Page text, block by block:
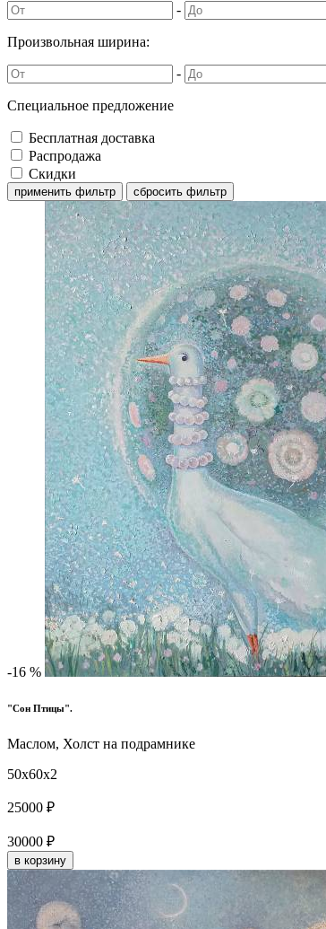
-
Произвольная ширина:
-
Специальное предложение
Бесплатная доставка
Распродажа
Скидки
применить фильтр сбросить фильтр
-16 %
"Сон Птицы".
Маслом, Холст на подрамнике
50x60x2
25000 ₽
30000 ₽
в корзину